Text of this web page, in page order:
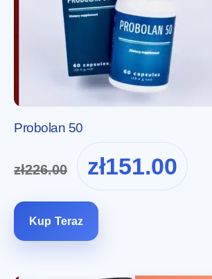
Probolan 50
zł226.00
Pierwotna
cena
wynosiła:
zł226.00.
zł151.00
cena
Kup Teraz